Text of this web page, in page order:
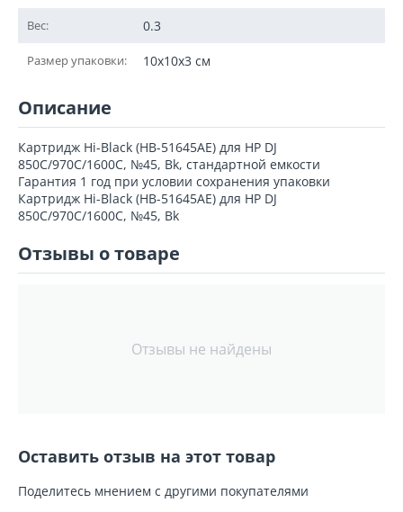
Вес: 0.3
Размер упаковки: 10x10x3 см
Описание
Картридж Hi-Black (HB-51645AE) для HP DJ
850C/970C/1600C, №45, Bk, стандартной емкости
Гарантия 1 год при условии сохранения упаковки
Картридж Hi-Black (HB-51645AE) для HP DJ
850C/970C/1600C, №45, Bk
Отзывы о товаре
Отзывы не найдены
Оставить отзыв на этот товар
Поделитесь мнением с другими покупателями